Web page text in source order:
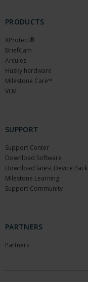
PRODUCTS
XProtect®
BriefCam
Arcules
Husky hardware
Milestone Care™
VLM
SUPPORT
Support Center
Download Software
Download latest Device Pack
Milestone Learning
Support Community
PARTNERS
Partners